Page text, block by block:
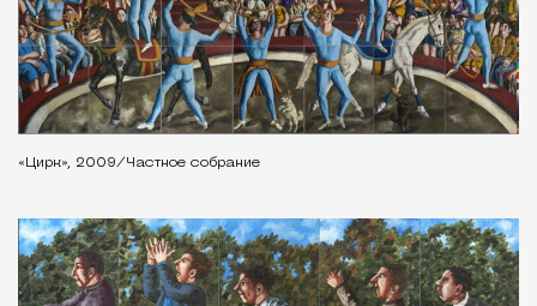
«Цирк», 2009/Частное собрание